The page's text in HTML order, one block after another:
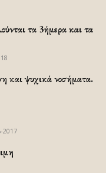
τα 3ήμερα και τα
και ψυχικά νοσήματα.
2017